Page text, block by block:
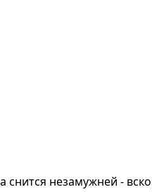
незамужней -